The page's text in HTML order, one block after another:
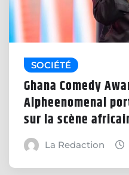
SOCIÉTÉ
Ghana Comedy
Alpheenomenal
sur la scène
La Redaction